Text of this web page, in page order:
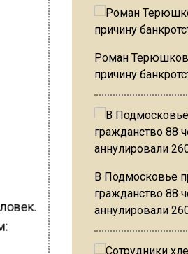
Роман Терюшков
причину
В Подмосковье
гражданство 88
аннулировали